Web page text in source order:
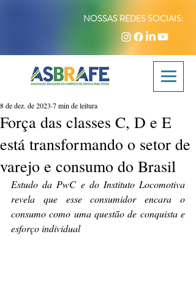
NOSSAS REDES SOCIAIS:
Força das classes C, D e E
está transformando o setor de
varejo e consumo do Brasil
8 de dez. de 2023 7 min de leitura
Estudo da PwC e do Instituto Locomotiva
revela que esse consumidor encara o
consumo como uma questão de conquista e
esforço individual